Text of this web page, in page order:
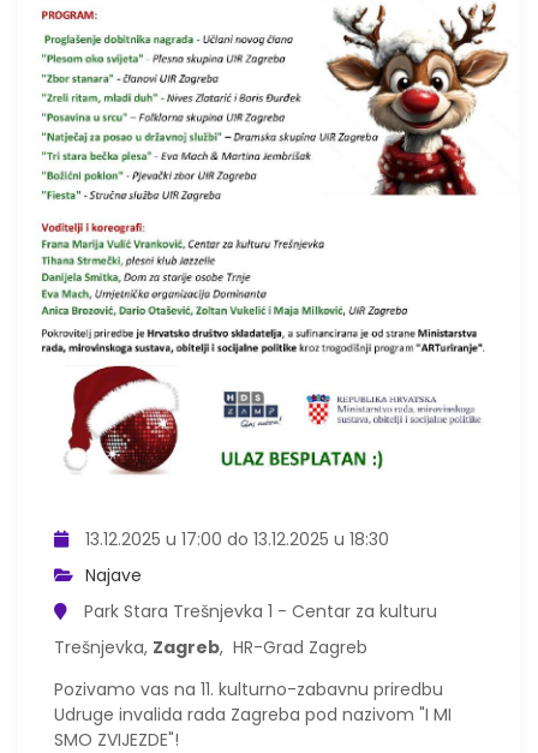
13.12.2025 u 17:00 do 13.12.2025 u 18:30
Najave
Park Stara Trešnjevka 1 - Centar za kulturu
Trešnjevka, Zagreb, HR-Grad Zagreb
Pozivamo vas na 11. kulturno-zabavnu priredbu
Udruge invalida rada Zagreba pod nazivom "I MI
SMO ZVIJEZDE"!